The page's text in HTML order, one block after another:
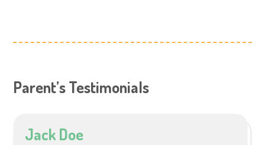
Parent’s Testimonials
Jack Doe